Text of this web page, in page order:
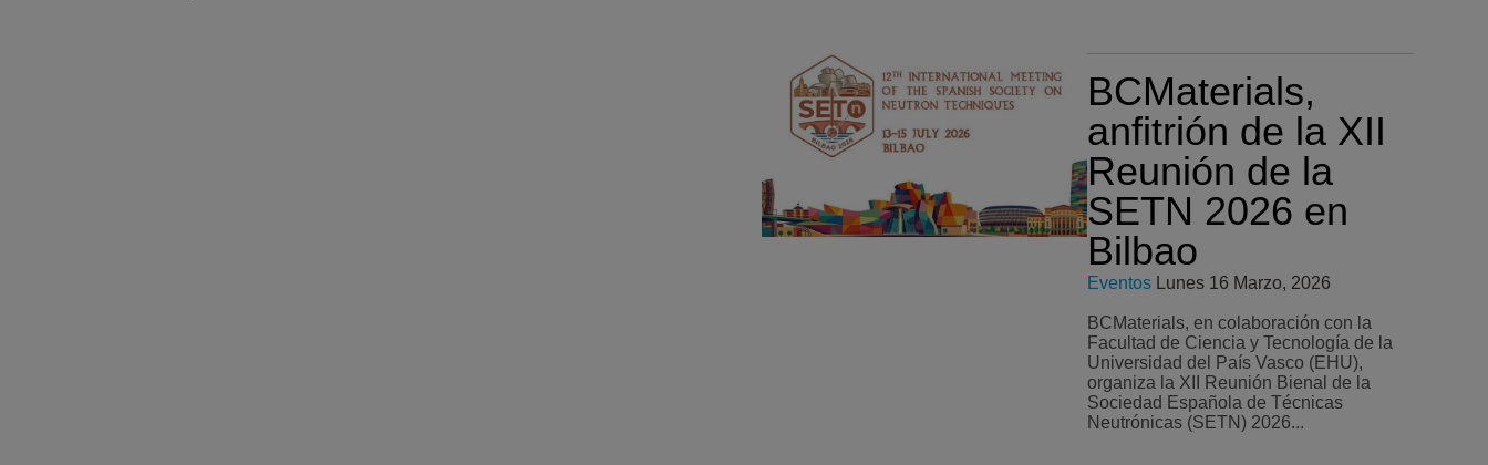
BCMaterials,
anfitrión de la XII
Reunión de la
SETN 2026 en
Bilbao
Eventos Lunes 16 Marzo, 2026
BCMaterials, en colaboración con la
Facultad de Ciencia y Tecnología de la
Universidad del País Vasco (EHU),
organiza la XII Reunión Bienal de la
Sociedad Española de Técnicas
Neutrónicas (SETN) 2026...